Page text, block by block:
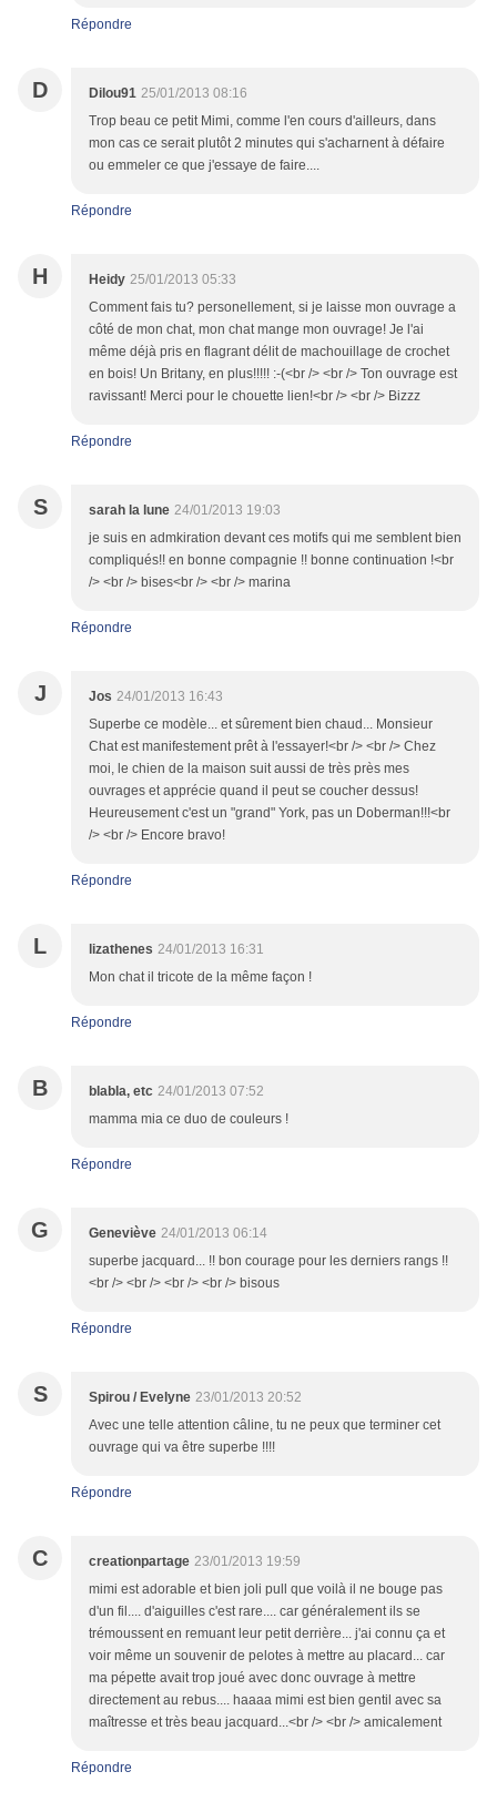
Répondre
D Dilou91 25/01/2013 08:16
Trop beau ce petit Mimi, comme l'en cours d'ailleurs, dans
mon cas ce serait plutôt 2 minutes qui s'acharnent à défaire
ou emmeler ce que j'essaye de faire....
Répondre
H Heidy 25/01/2013 05:33
Comment fais tu? personellement, si je laisse mon ouvrage a
côté de mon chat, mon chat mange mon ouvrage! Je l'ai
même déjà pris en flagrant délit de machouillage de crochet
en bois! Un Britany, en plus!!!!! :-(<br /> <br /> Ton ouvrage est
ravissant! Merci pour le chouette lien!<br /> <br /> Bizzz
Répondre
S sarah la lune 24/01/2013 19:03
je suis en admkiration devant ces motifs qui me semblent bien
compliqués!! en bonne compagnie !! bonne continuation !<br
/> <br /> bises<br /> <br /> marina
Répondre
J Jos 24/01/2013 16:43
Superbe ce modèle... et sûrement bien chaud... Monsieur
Chat est manifestement prêt à l'essayer!<br /> <br /> Chez
moi, le chien de la maison suit aussi de très près mes
ouvrages et apprécie quand il peut se coucher dessus!
Heureusement c'est un "grand" York, pas un Doberman!!!<br
/> <br /> Encore bravo!
Répondre
L lizathenes 24/01/2013 16:31
Mon chat il tricote de la même façon !
Répondre
B blabla, etc 24/01/2013 07:52
mamma mia ce duo de couleurs !
Répondre
G Geneviève 24/01/2013 06:14
superbe jacquard... !! bon courage pour les derniers rangs !!
<br /> <br /> <br /> <br /> bisous
Répondre
S Spirou / Evelyne 23/01/2013 20:52
Avec une telle attention câline, tu ne peux que terminer cet
ouvrage qui va être superbe !!!!
Répondre
C creationpartage 23/01/2013 19:59
mimi est adorable et bien joli pull que voilà il ne bouge pas
d'un fil.... d'aiguilles c'est rare.... car généralement ils se
trémoussent en remuant leur petit derrière... j'ai connu ça et
voir même un souvenir de pelotes à mettre au placard... car
ma pépette avait trop joué avec donc ouvrage à mettre
directement au rebus.... haaaa mimi est bien gentil avec sa
maîtresse et très beau jacquard...<br /> <br /> amicalement
Répondre